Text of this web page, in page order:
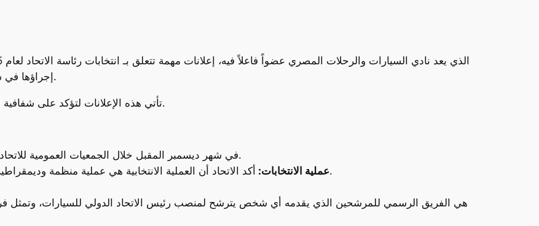
إجراؤها في شهر ديسمبر القادم خلال الجمعيات العمومية للاتحاد.
تأتي هذه الإعلانات لتؤكد على شفافية العملية الانتخابية وأطرها الزمنية واللوائح الخاصة بها.
ستُجرى انتخابات رئاسة FIA في شهر ديسمبر المقبل خلال الجمعيات العمومية للاتحاد.
عملية الانتخابات:أكد الاتحاد أن العملية الانتخابية هي عملية منظمة وديمقراطية لضمان النزاهة والشفافية في جميع المراحل.
هي الفريق الرسمي للمرشحين الذي يقدمه أي شخص يترشح لمنصب رئيس الاتحاد الدولي للسيارات، وتمثل